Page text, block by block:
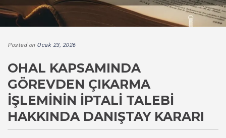
Posted on Ocak 23, 2026
OHAL KAPSAMINDA
GÖREVDEN ÇIKARMA
İŞLEMININ İPTALI TALEBI
HAKKINDA DANIŞTAY KARARI